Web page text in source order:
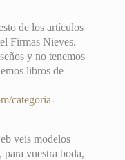
de los artículos
Firmas Nieves.
y no tenemos
libros de
categoria-
veis modelos
vuestra boda,